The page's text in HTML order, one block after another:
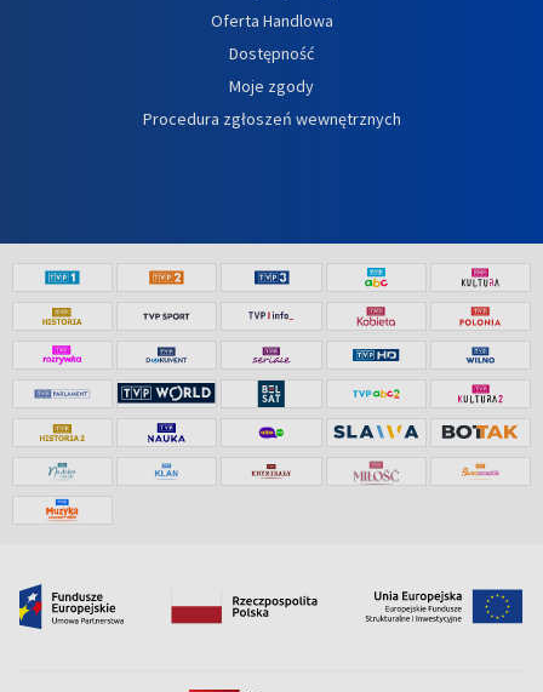
Oferta Handlowa
Dostępność
Moje zgody
Procedura zgłoszeń wewnętrznych